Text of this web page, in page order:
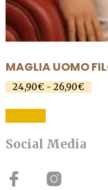
MAGLIA UOMO
24,90€ - 26,90€
a
Questo
prodotto
ha
varianti.
Social Media